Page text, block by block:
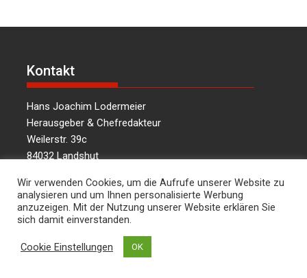
Kontakt
Hans Joachim Lodermeier
Herausgeber & Chefredakteur
Weilerstr. 39c
84032 Landshut
0176/64349821
Über uns
Wir verwenden Cookies, um die Aufrufe unserer Website zu
analysieren und um Ihnen personalisierte Werbung
anzuzeigen. Mit der Nutzung unserer Website erklären Sie
sich damit einverstanden.
Cookie Einstellungen OK